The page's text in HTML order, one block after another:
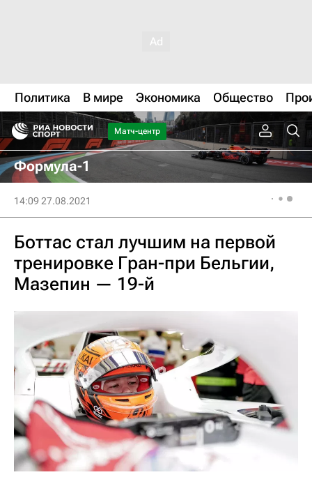
Политика В мире Экономика Общество
Матч-центр
Формула-1
14:09 27.08.2021
Боттас стал лучшим на первой
тренировке Гран-при Бельгии,
Мазепин — 19-й